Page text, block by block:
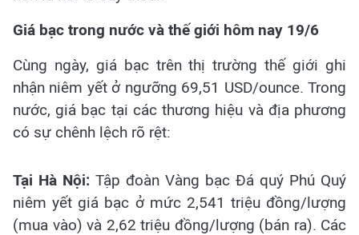
Giá bạc trong nước và thế giới hôm nay 19/6
Cùng ngày, giá bạc trên thị trường thế giới ghi
nhận niêm yết ở ngưỡng 69,51 USD/ounce. Trong
nước, giá bạc tại các thương hiệu và địa phương
có sự chênh lệch rõ rệt:
Tại Hà Nội: Tập đoàn Vàng bạc Đá quý Phú Quý
niêm yết giá bạc ở mức 2,541 triệu đồng/lượng
(mua vào) và 2,62 triệu đồng/lượng (bán ra). Các